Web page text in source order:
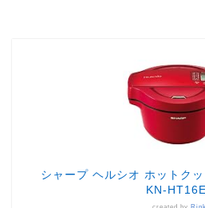
シャープ ヘルシオ ホットク
KN-